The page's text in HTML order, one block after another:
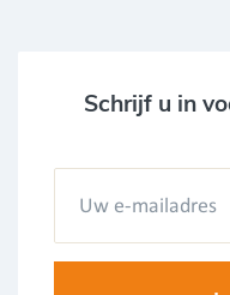
Schrijf u in